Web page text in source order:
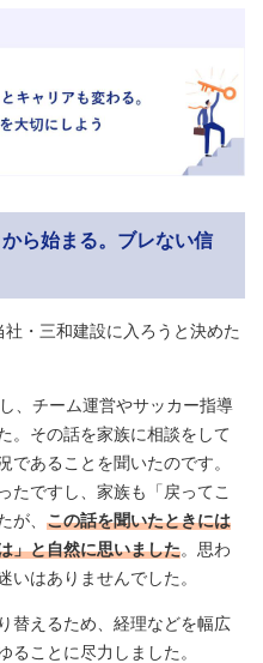
ら始まる。ブレない信
・三和建設に入ろうと決めた
、チーム運営やサッカー指導
。その話を家族に相談をして
であることを聞いたのです。
たですし、家族も「戻ってこ
が、 この話を聞いたときには
」と自然に思いました。思わ
いはありませんでした。
替えるため、経理などを幅広
ることに尽力しました。